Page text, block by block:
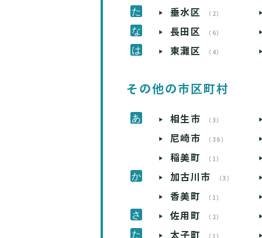
垂水区 （2）
長田区 （6）
東灘区 （4）
その他の市区町村
相生市 （3）
尼崎市 （36）
稲美町 （1）
加古川市 （3）
香美町 （1）
佐用町 （2）
太子町